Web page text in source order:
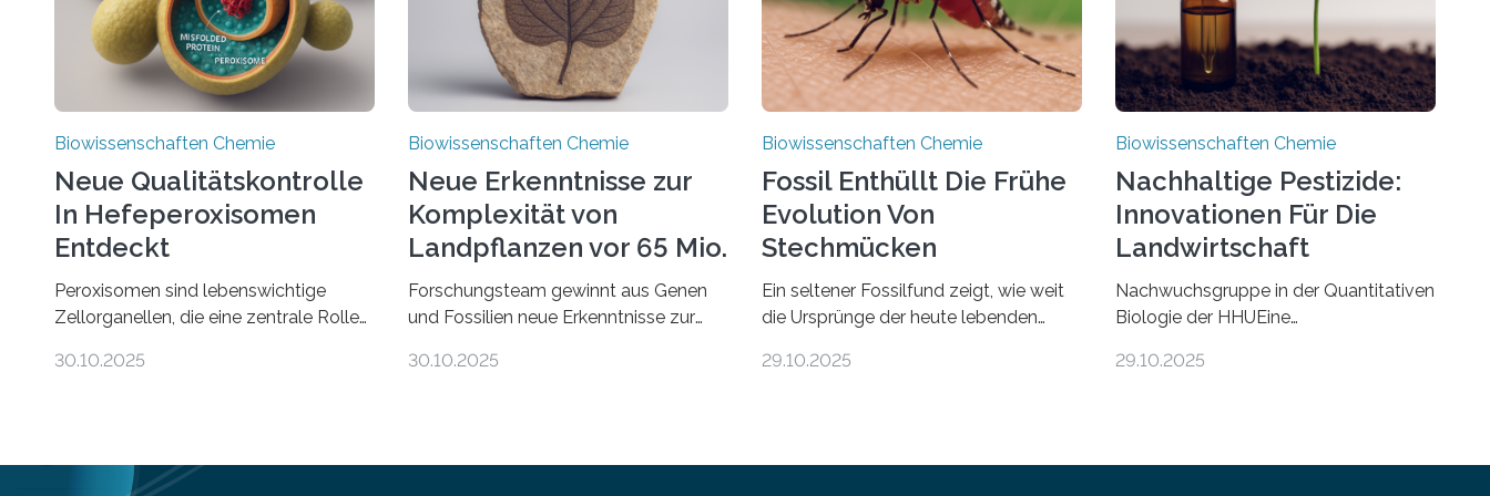
Biowissenschaften Chemie
Neue Qualitätskontrolle
In Hefeperoxisomen
Entdeckt
Peroxisomen sind lebenswichtige
Zellorganellen, die eine zentrale Rolle
Entgiftung von Zellen spielen. Damit
Forschungsteam der Ruhr-Universität
30.10.2025
Biowissenschaften Chemie
Neue Erkenntnisse zur
Komplexität von
Landpflanzen vor 65 Mio.
Jahren
Forschungsteam gewinnt aus Genen
und Fossilien neue Erkenntnisse zur
Moosen über filigrane Farne bis zu
30.10.2025
Biowissenschaften Chemie
Fossil Enthüllt Die Frühe
Evolution Von
Stechmücken
Ein seltener Fossilfund zeigt, wie weit
die Ursprünge der heute lebenden
99 Millionen Jahre altem Bernstein
29.10.2025
Biowissenschaften Chemie
Nachhaltige Pestizide:
Innovationen Für Die
Landwirtschaft
Nachwuchsgruppe in der Quantitativen
Biologie der HHUEine
Heine-Universität Düsseldorf (HHU)
29.10.2025